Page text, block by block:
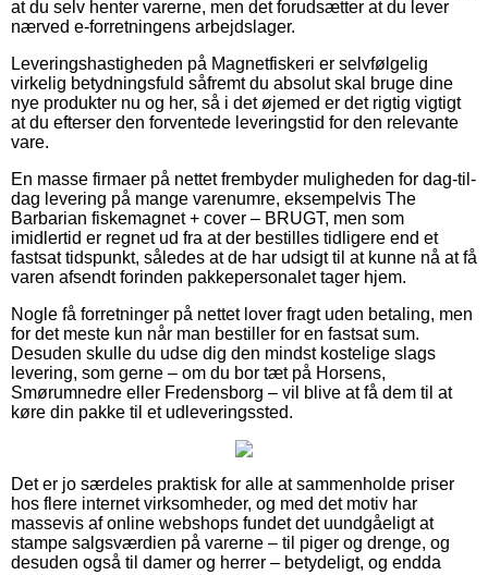
at du selv henter varerne, men det forudsætter at du lever
nærved e-forretningens arbejdslager.
Leveringshastigheden på Magnetfiskeri er selvfølgelig
virkelig betydningsfuld såfremt du absolut skal bruge dine
nye produkter nu og her, så i det øjemed er det rigtig vigtigt
at du efterser den forventede leveringstid for den relevante
vare.
En masse firmaer på nettet frembyder muligheden for dag-til-
dag levering på mange varenumre, eksempelvis The
Barbarian fiskemagnet + cover – BRUGT, men som
imidlertid er regnet ud fra at der bestilles tidligere end et
fastsat tidspunkt, således at de har udsigt til at kunne nå at få
varen afsendt forinden pakkepersonalet tager hjem.
Nogle få forretninger på nettet lover fragt uden betaling, men
for det meste kun når man bestiller for en fastsat sum.
Desuden skulle du udse dig den mindst kostelige slags
levering, som gerne – om du bor tæt på Horsens,
Smørumnedre eller Fredensborg – vil blive at få dem til at
køre din pakke til et udleveringssted.
Det er jo særdeles praktisk for alle at sammenholde priser
hos flere internet virksomheder, og med det motiv har
massevis af online webshops fundet det uundgåeligt at
stampe salgsværdien på varerne – til piger og drenge, og
desuden også til damer og herrer – betydeligt, og endda